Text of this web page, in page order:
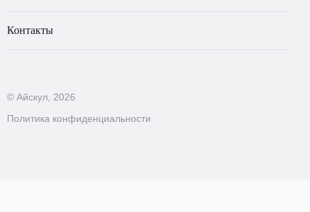
Контакты
© Айскул, 2026
Политика конфиденциальности